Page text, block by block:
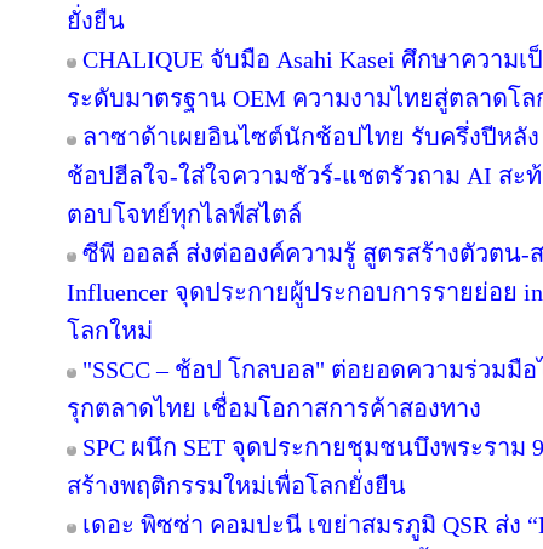
ยั่งยืน
CHALIQUE จับมือ Asahi Kasei ศึกษาควา
ระดับมาตรฐาน OEM ความงามไทยสู่ตลาดโล
ลาซาด้าเผยอินไซต์นักช้อปไทย รับครึ่งปีหลัง
ช้อปฮีลใจ-ใส่ใจความชัวร์-แชตรัวถาม AI ส
ตอบโจทย์ทุกไลฟ์สไตล์
ซีพี ออลล์ ส่งต่อองค์ความรู้ สูตรสร้างตัวตน-
Influencer จุดประกายผู้ประกอบการรายย่อย
โลกใหม่
"SSCC – ช้อป โกลบอล" ต่อยอดความร่วมมื
รุกตลาดไทย เชื่อมโอกาสการค้าสองทาง
SPC ผนึก SET จุดประกายชุมชนบึงพระรา
สร้างพฤติกรรมใหม่เพื่อโลกยั่งยืน
เดอะ พิซซ่า คอมปะนี เขย่าสมรภูมิ QSR ส่ง